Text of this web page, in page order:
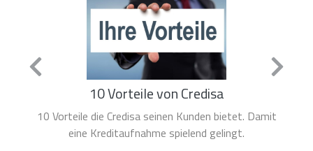
Privatdarlehen oder Privatkredit
Privatdarlehen, Kredit von Privat. Was Sie über Kredite
von Privatpersonen wissen müssen.